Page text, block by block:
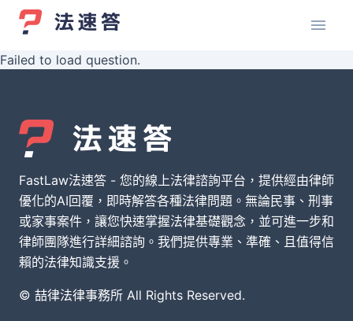
Failed to load question.
FastLaw法速答 - 您的線上法律諮詢平台，提供經由律師
優化的AI回覆，即時解答各種法律問題。無論民事、刑事
或家事案件，讓您快速掌握法律基礎觀念，並可進一步和
律師團隊進行詳細諮詢。我們提供專業、準確、且值得信
賴的法律知識支援。
© 喆律法律事務所 All Rights Reserved.